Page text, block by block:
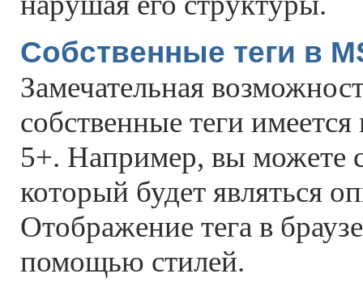
Собственные теги в
Замечательная
собственные теги
5+. Например, вы можете
который будет являться
Отображение тега в
помощью стилей.